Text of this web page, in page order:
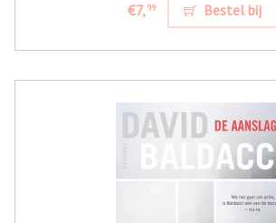
€7,99 Bestel bij